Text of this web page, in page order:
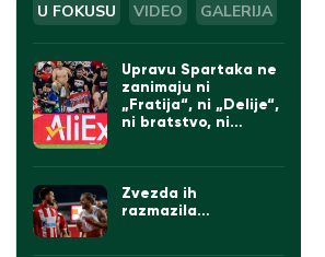
U FOKUSU VIDEO GALERIJA
Upravu Spartaka ne
zanimaju ni
„Fratija“, ni „Delije“,
ni bratstvo, ni
komadanta UČK
(FOTO)
Zvezda ih
razmazila…